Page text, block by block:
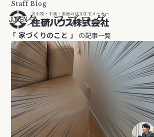
Staff Blog
スタッフブログ
家づくりのこと の記事一覧